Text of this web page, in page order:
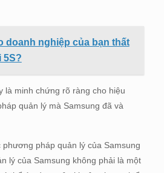
doanh nghiệp của bạn thất
5S?
là minh chứng rõ ràng cho hiệu
quản lý mà Samsung đã và
pháp quản lý của Samsung
lý của Samsung không phải là một